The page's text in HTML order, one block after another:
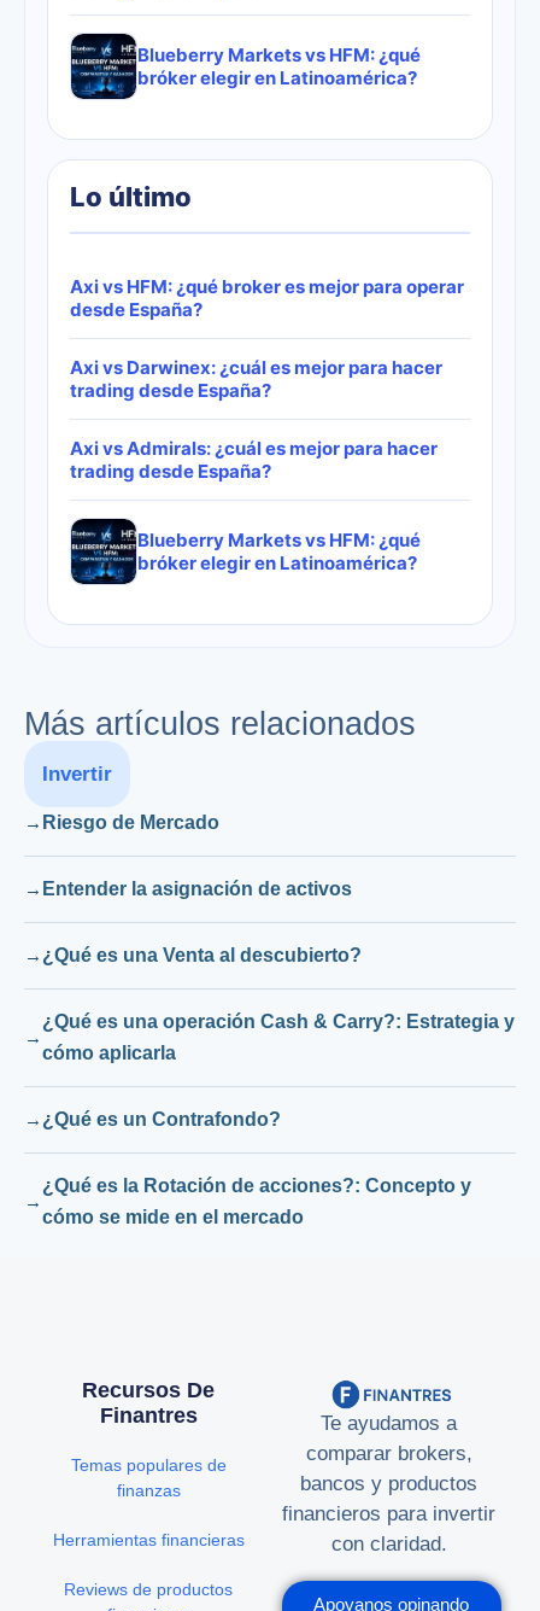
Blueberry Markets vs HFM: ¿qué
bróker elegir en Latinoamérica?
Lo último
Axi vs HFM: ¿qué broker es mejor para operar
desde España?
Axi vs Darwinex: ¿cuál es mejor para hacer
trading desde España?
Axi vs Admirals: ¿cuál es mejor para hacer
trading desde España?
Blueberry Markets vs HFM: ¿qué
bróker elegir en Latinoamérica?
Más artículos relacionados
Invertir
Riesgo de Mercado
Entender la asignación de activos
¿Qué es una Venta al descubierto?
¿Qué es una operación Cash & Carry?: Estrategia y
cómo aplicarla
¿Qué es un Contrafondo?
¿Qué es la Rotación de acciones?: Concepto y
cómo se mide en el mercado
Te ayudamos a
comparar brokers,
bancos y productos
financieros para invertir
con claridad.
Apoyanos opinando
Recursos De
Finantres
Temas populares de
finanzas
Herramientas financieras
Reviews de productos